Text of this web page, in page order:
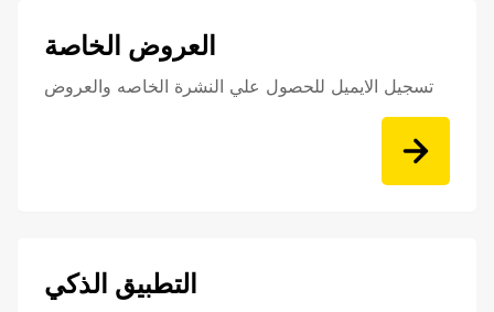
العروض الخاصة
تسجيل الايميل للحصول علي النشرة الخاصه والعروض
التطبيق الذكي